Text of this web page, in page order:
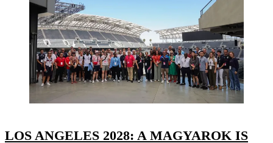
LOS ANGELES 2028: A MAGYAROK IS